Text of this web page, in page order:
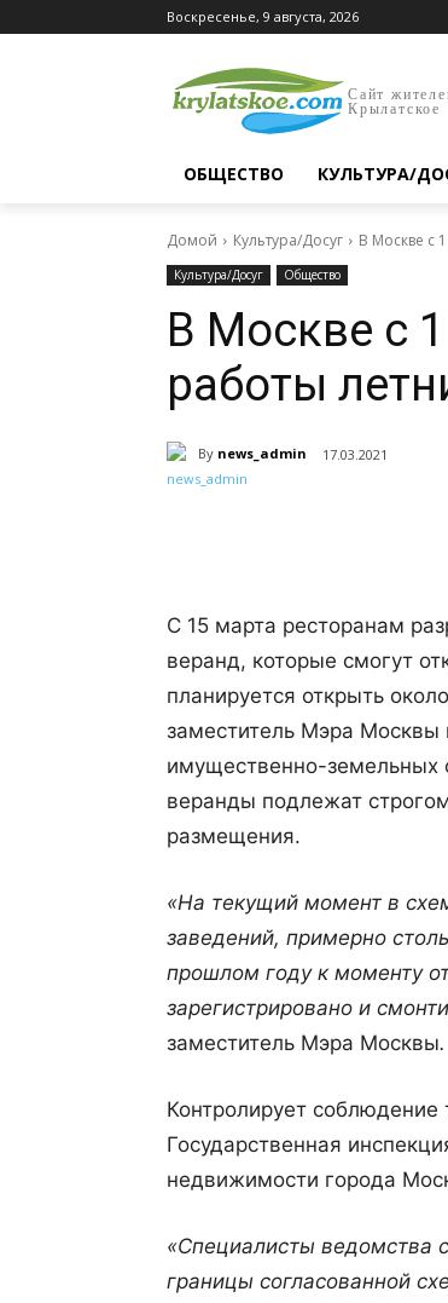
Воскресенье, 9 августа, 2026
Сайт
Крылатское
ОБЩЕСТВО КУЛЬТУРА/
Домой Культура/Досуг В Москве с
Культура/Досуг Общество
В Москве с
работы
By news_admin 17.03.2021
С 15 марта ресторанам
веранд, которые смогут
планируется открыть
заместитель Мэра Москвы
имущественно-земельных
веранды подлежат
размещения.
«На текущий момент в
заведений, примерно
прошлом году к моменту
зарегистрировано и
заместитель Мэра Москвы.
Контролирует
Государственная
недвижимости города
«Специалисты ведомства
границы согласованной